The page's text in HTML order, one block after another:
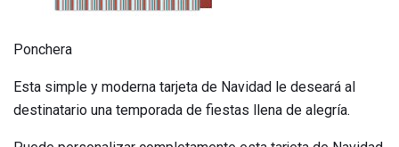
Ponchera
Esta simple y moderna tarjeta de Navidad le deseará al
destinatario una temporada de fiestas llena de alegría.